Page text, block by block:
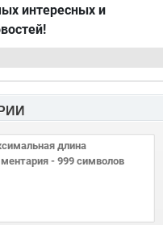
интересных и